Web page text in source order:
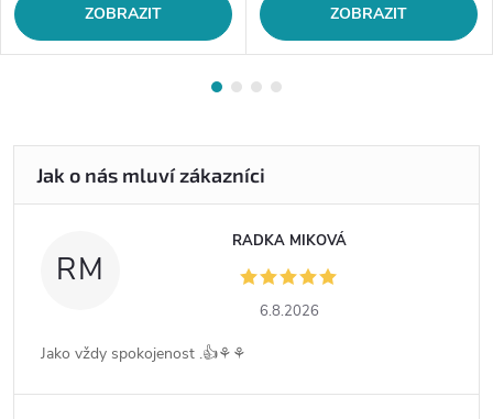
ZOBRAZIT ZOBRAZIT
RM
RADKA MIKOVÁ
6.8.2026
Jako vždy spokojenost .👍⚘️⚘️